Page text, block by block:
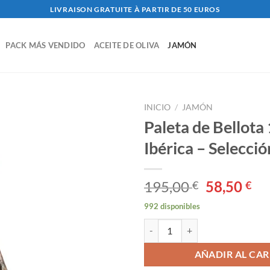
LIVRAISON GRATUITE À PARTIR DE 50 EUROS
PACK MÁS VENDIDO ACEITE DE OLIVA JAMÓN
INICIO / JAMÓN
Paleta de Bellota
Ibérica –
195,00€
El
precio
195,00 €.
58,50€El
992 disponibles
AÑADIR AL